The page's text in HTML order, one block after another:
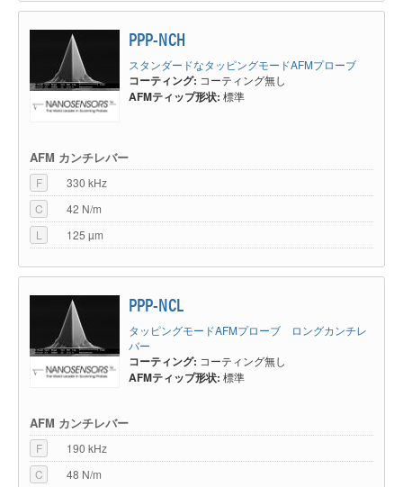
PPP-NCH
スタンダードなタッピングモードAFMプローブ
コーティング: コーティング無し
AFMティップ形状: 標準
AFM カンチレバー
F
330 kHz
C
42 N/m
L
125 µm
PPP-NCL
タッピングモードAFMプローブ ロングカンチレ
バー
コーティング: コーティング無し
AFMティップ形状: 標準
AFM カンチレバー
F
190 kHz
C
48 N/m